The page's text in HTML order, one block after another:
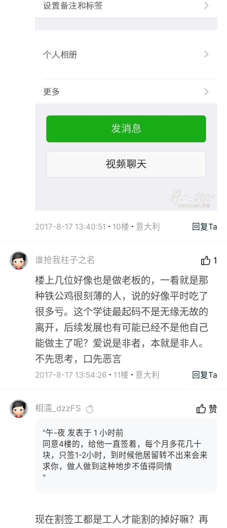
2017-8-17 13:40:51 10楼 意大利 回复Ta
谁抢我柱子之名 1
楼上几位好像也是做老板的，一看就是那
种铁公鸡很刻薄的人，说的好像平时吃了
很多亏。这个学徒最起码不是无缘无故的
离开，后续发展也有可能已经不是他自己
能做主了呢？爱说是非者，本就是非人。
不先思考，口先恶言
2017-8-17 13:54:26 11楼 意大利 回复Ta
相濡_dzzFS 赞
"午-夜 发表于 1 小时前
同意4楼的，给他一直签着，每个月多花几十
块，只签1-2小时，到时候他居留转不出来会来
求你，做人做到这种地步不值得同情
"
现在割签工都是工人才能割的掉好嘛？再